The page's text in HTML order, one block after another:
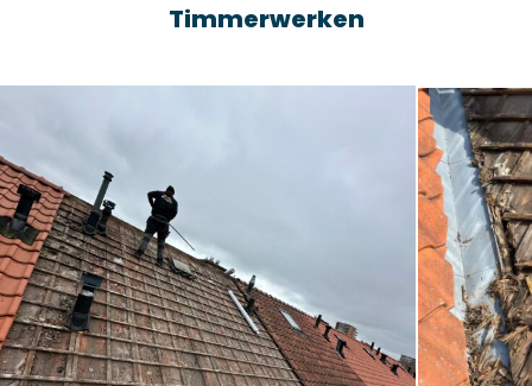
Timmerwerken